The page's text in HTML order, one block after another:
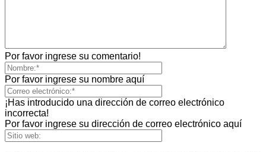
Por favor ingrese su comentario!
Por favor ingrese su nombre aquí
¡Has introducido una dirección de correo electrónico
incorrecta!
Por favor ingrese su dirección de correo electrónico aquí